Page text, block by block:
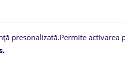
presonalizată.Permite activarea